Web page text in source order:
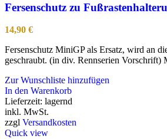
Fersenschutz zu
14,90 €
Fersenschutz MiniGP als Ersatz, wird an
geschraubt. (in div. Rennserien Vorschrift)
Zur Wunschliste hinzufügen
In den Warenkorb
Lieferzeit: lagernd
inkl. MwSt.
zzgl Versandkosten
Quick view